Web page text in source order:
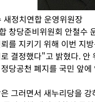
정치연합 운영위원장
창당준비위원회 안철수
를 지키기 위해 이번 지
결정했다"고 밝혔다. 안
당공천 폐지를 국민 앞
그러면서 새누리당을